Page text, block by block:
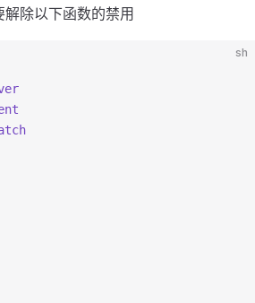
除以下函数的禁用
sh